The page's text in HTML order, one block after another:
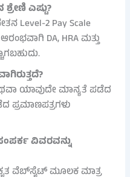
ಎಷ್ಟು?
Level-2 Pay Scale
DA, HRA ಮತ್ತು
ಯಾವುದೇ ಮಾನ್ಯತೆ ಪಡೆದ
ಪ್ರಮಾಣಪತ್ರಗಳು
ವಿವರವನ್ನು
ವೆಬ್‌ಸೈಟ್ ಮೂಲಕ ಮಾತ್ರ